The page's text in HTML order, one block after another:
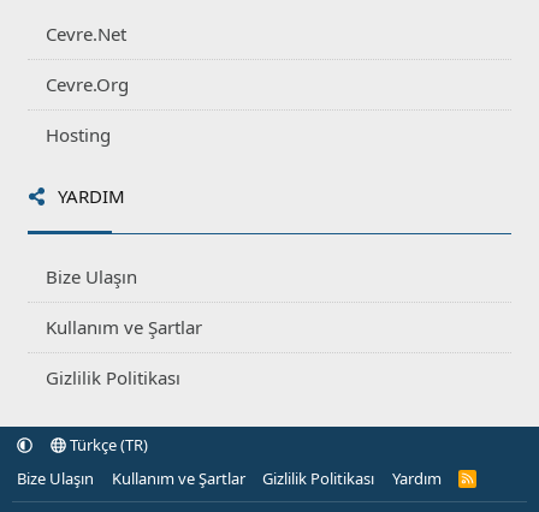
Cevre.Net
Cevre.Org
Hosting
YARDIM
Bize Ulaşın
Kullanım ve Şartlar
Gizlilik Politikası
Türkçe (TR)
Bize Ulaşın
Kullanım ve Şartlar Gizlilik Politikası Yardım
R